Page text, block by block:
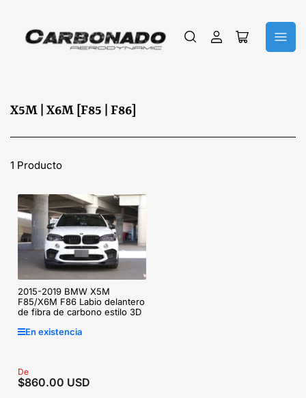
IniciarAbrir
cesta
C
e
X5M | X6M [F85 | F86]
1 Producto
2015-2019 BMW X5M
F85/X6M F86 Labio delantero
de fibra de carbono estilo 3D
En existencia
Precio
regular
De
$860.00 USD